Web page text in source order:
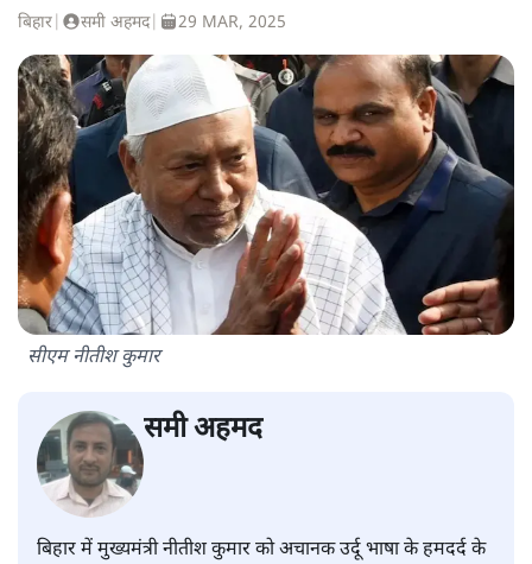
बिहार समी अहमद| 29 MAR, 2025
सीएम नीतीश कुमार
समी अहमद
बिहार में मुख्यमंत्री नीतीश कुमार को अचानक उर्दू भाषा के हमदर्द के